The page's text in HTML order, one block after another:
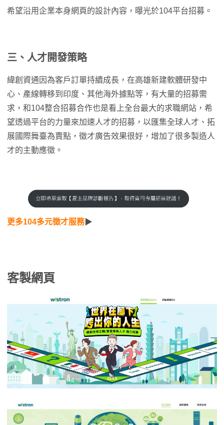
希望沿用企業本身網頁的設計內容，曝光於104平台招募。
三、人才開發策略
緯創資通因為客戶訂單持續成長，在高雄新建軟體研發中
心、產線轉移到印度、其他海外據點等，有大量的招募需
求，和104整合招募合作也是看上全台最大的求職網站，希
望透過平台的力量來加速人才的招募，以匯集全球人才、拓
展國際舞臺為賣點，徵才廣告效果很好，增加了很多製造人
才的主動應徵。
更多104多元徵才服務▶
客製網頁